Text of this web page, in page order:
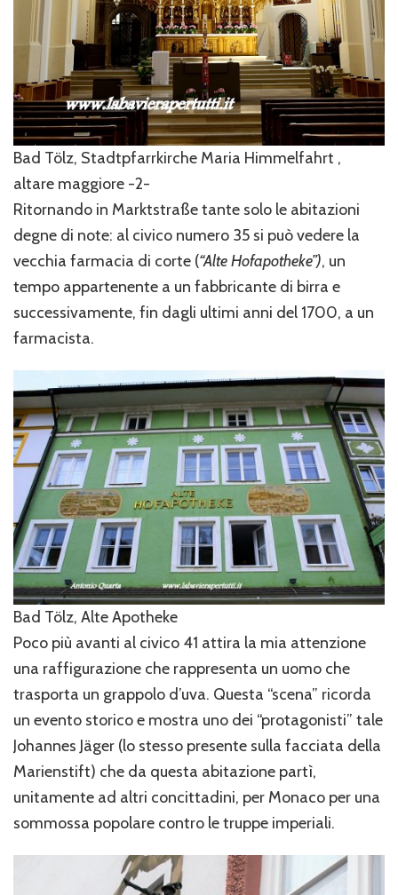
Bad Tölz, Stadtpfarrkirche Maria Himmelfahrt ,
altare maggiore -2-
Ritornando in Marktstraße tante solo le abitazioni
degne di note: al civico numero 35 si può vedere la
vecchia farmacia di corte (“Alte Hofapotheke”), un
tempo appartenente a un fabbricante di birra e
successivamente, fin dagli ultimi anni del 1700, a un
farmacista.
Bad Tölz, Alte Apotheke
Poco più avanti al civico 41 attira la mia attenzione
una raffigurazione che rappresenta un uomo che
trasporta un grappolo d’uva. Questa “scena” ricorda
un evento storico e mostra uno dei “protagonisti” tale
Johannes Jäger (lo stesso presente sulla facciata della
Marienstift) che da questa abitazione partì,
unitamente ad altri concittadini, per Monaco per una
sommossa popolare contro le truppe imperiali.